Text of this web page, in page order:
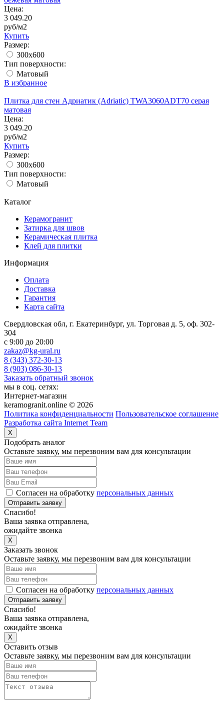
Цена:
3 049.20
руб/м2
Купить
Размер:
300x600
Тип поверхности:
Матовый
В избранное
Плитка для стен Адриатик (Adriatic) TWA3060ADT70 серая
матовая
Цена:
3 049.20
руб/м2
Купить
Размер:
300x600
Тип поверхности:
Матовый
Каталог
Керамогранит
Затирка для швов
Керамическая плитка
Клей для плитки
Информация
Оплата
Доставка
Гарантия
Карта сайта
Свердловская обл, г. Екатеринбург, ул. Торговая д. 5, оф. 302-
304
c 9:00 до 20:00
zakaz@kg-ural.ru
8 (343) 372-30-13
8 (903) 086-30-13
Заказать обратный звонок
мы в соц. сетях:
Интернет-магазин
keramogranit.online © 2026
Политика конфиденциальности Пользовательское соглашение
Разработка сайта Internet Team
X
Подобрать аналог
Оставьте заявку, мы перезвоним вам для консультации
Согласен на обработку персональных данных
Отправить заявку
Спасибо!
Ваша заявка отправлена,
ожидайте звонка
X
Заказать звонок
Оставьте заявку, мы перезвоним вам для консультации
Согласен на обработку персональных данных
Отправить заявку
Спасибо!
Ваша заявка отправлена,
ожидайте звонка
X
Оставить отзыв
Оставьте заявку, мы перезвоним вам для консультации